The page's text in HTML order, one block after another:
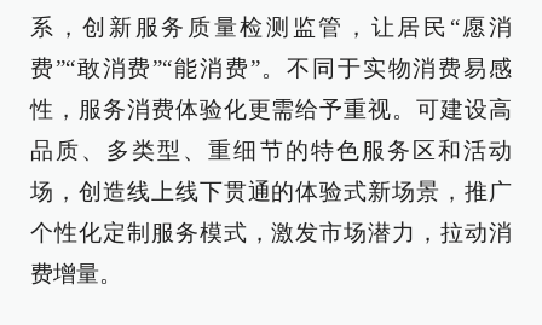
系，创新服务质量检测监管，让居民“愿消
费”“敢消费”“能消费”。不同于实物消费易感
性，服务消费体验化更需给予重视。可建设高
品质、多类型、重细节的特色服务区和活动
场，创造线上线下贯通的体验式新场景，推广
个性化定制服务模式，激发市场潜力，拉动消
费增量。